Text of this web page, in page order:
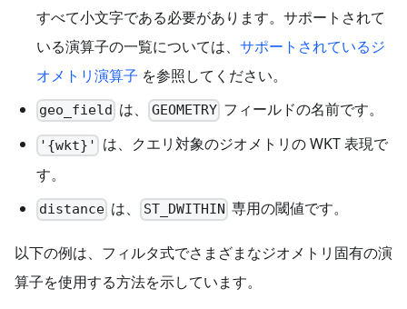
すべて小文字である必要があります。サポートされて
いる演算子の一覧については、 サポートされているジ
オメトリ演算子 を参照してください。
geo_field は、 GEOMETRYフィールドの名前です。
'{wkt}'
は、クエリ対象のジオメトリの WKT 表現で
す。
distance は、 ST_DWITHIN 専用の閾値です。
以下の例は、フィルタ式でさまざまなジオメトリ固有の演
算子を使用する方法を示しています。